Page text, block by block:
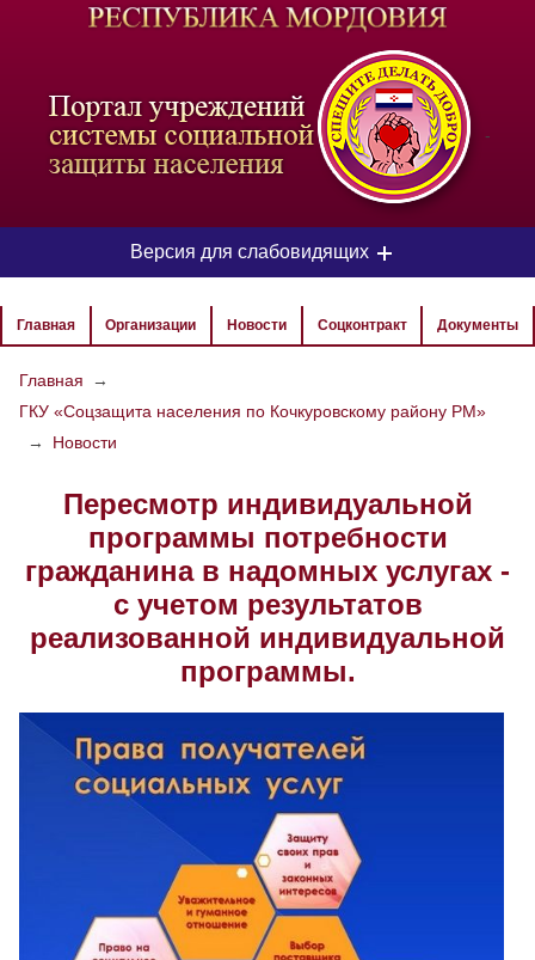
-
Версия для слабовидящих
ЦВЕТОВАЯ СХЕМА
РАЗМЕР ТЕКСТА
ИЗОБРАЖЕНИЯ
Скрыть Ч/б
Настройки по умолчанию
Главная Организации Новости Соцконтракт Документы
Главная
→
ГКУ «Соцзащита населения по Кочкуровскому району РМ»
→
Новости
Пересмотр индивидуальной
программы потребности
гражданина в надомных услугах -
с учетом результатов
реализованной индивидуальной
программы.